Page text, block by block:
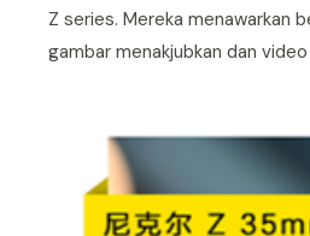
Z series. Mereka menawarkan
gambar menakjubkan dan